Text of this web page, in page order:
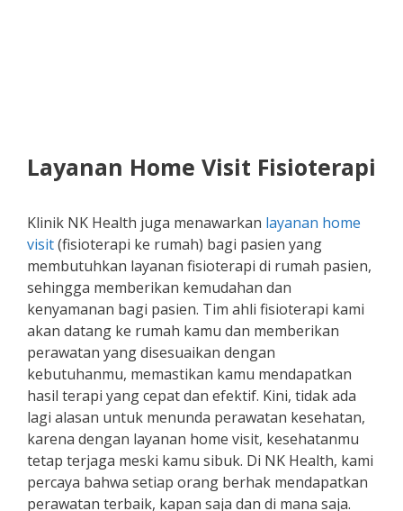
Layanan Home Visit Fisioterapi
Klinik NK Health juga menawarkan layanan home
visit(fisioterapi ke rumah) bagi pasien yang
membutuhkan layanan fisioterapi di rumah pasien,
sehingga memberikan kemudahan dan
kenyamanan bagi pasien. Tim ahli fisioterapi kami
akan datang ke rumah kamu dan memberikan
perawatan yang disesuaikan dengan
kebutuhanmu, memastikan kamu mendapatkan
hasil terapi yang cepat dan efektif. Kini, tidak ada
lagi alasan untuk menunda perawatan kesehatan,
karena dengan layanan home visit, kesehatanmu
tetap terjaga meski kamu sibuk. Di NK Health, kami
percaya bahwa setiap orang berhak mendapatkan
perawatan terbaik, kapan saja dan di mana saja.